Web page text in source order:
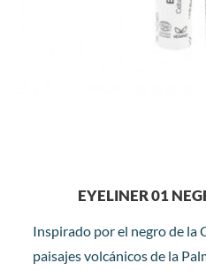
EYELINER 01
Inspirado por el negro de la
paisajes volcánicos de la